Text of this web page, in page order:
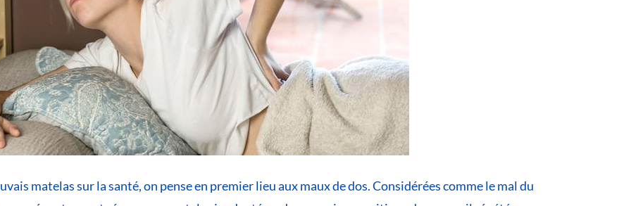
matelas sur la santé, on pense en premier lieu aux maux de dos. Considérées comme le mal du